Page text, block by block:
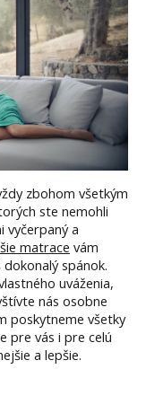
zbohom všetkým
ste nemohli
vyčerpaný a
matrace vám
spánok.
uváženia,
nás osobne
poskytneme všetky
pre vás i pre celú
a lepšie.